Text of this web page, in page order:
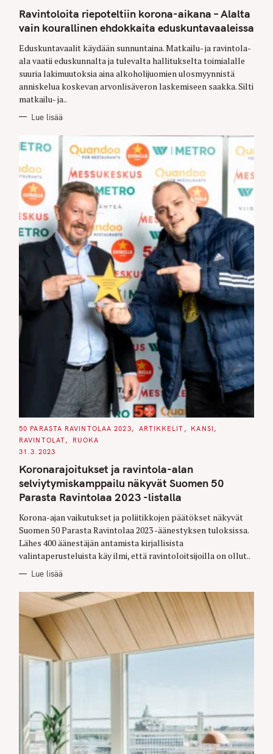
O
R
E
Ravintoloita riepoteltiin korona-aikana – Alalta
vain kourallinen ehdokkaita eduskuntavaaleissa
Eduskuntavaalit käydään sunnuntaina. Matkailu- ja ravintola-
ala vaatii eduskunnalta ja tulevalta hallitukselta toimialalle
suuria lakimuutoksia aina alkoholijuomien ulosmyynnistä
anniskelua koskevan arvonlisäveron laskemiseen saakka. Silti
matkailu- ja..
Lue lisää
C
T
E
O
R
E
S
50 PARASTA RAVINTOLAA 2023 ARTIKKELIT
KANSI
RAVINTOLAT
RUOKA
31.3.2023
Koronarajoitukset ja ravintola-alan
selviytymiskamppailu näkyvät Suomen 50
Parasta Ravintolaa 2023 -listalla
Korona-ajan vaikutukset ja poliitikkojen päätökset näkyvät
Suomen 50 Parasta Ravintolaa 2023 -äänestyksen tuloksissa.
Lähes 400 äänestäjän antamista kirjallisista
valintaperusteluista käy ilmi, että ravintoloitsijoilla on ollut..
Lue lisää